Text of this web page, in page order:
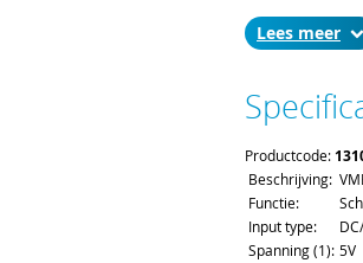
Stroom (3):
Vermogen:
19”
Levertijd
De
bestelling
Voor het
en
Lees
Productcode:
Beschrijving:
Functie:
Input type:
Spanning (1): 5V